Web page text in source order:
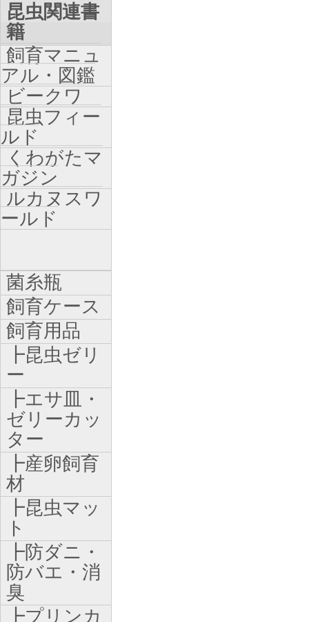
昆虫関連書
籍
飼育マニュ
アル・図鑑
ビークワ
昆虫フィー
ルド
くわがたマ
ガジン
ルカヌスワ
ールド
菌糸瓶
飼育ケース
飼育用品
┣昆虫ゼリ
ー
┣エサ皿・
ゼリーカッ
ター
┣産卵飼育
材
┣昆虫マッ
ト
┣防ダニ・
防バエ・消
臭
┣プリンカ